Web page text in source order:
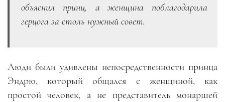
объяснил принц, а женщина поблагодарила
герцога за столь нужный совет.
Люди были удивлены непосредственности принца
Эндрю, который общался с женщиной, как
простой человек, а не представитель монаршей